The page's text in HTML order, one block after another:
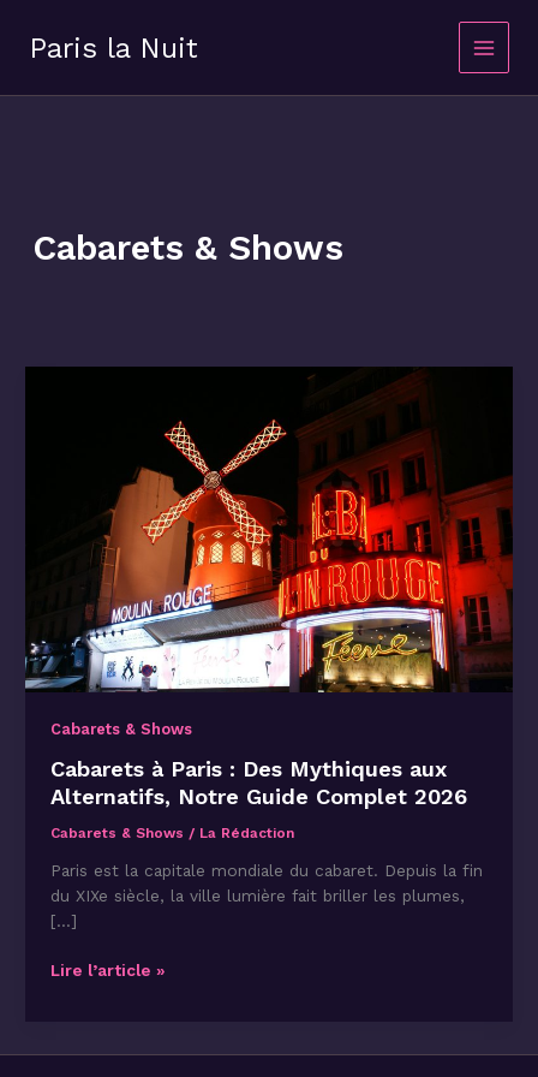
contenuParis la Nuit
Cabarets & Shows
Cabarets & Shows
Cabarets à Paris : Des Mythiques aux
Alternatifs, Notre Guide Complet 2026
Cabarets & Shows / La Rédaction
Paris est la capitale mondiale du cabaret. Depuis la fin
du XIXe siècle, la ville lumière fait briller les plumes,
[…]
Cabarets
Lire l’article »